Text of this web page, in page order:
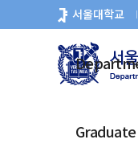
로
서울대학교